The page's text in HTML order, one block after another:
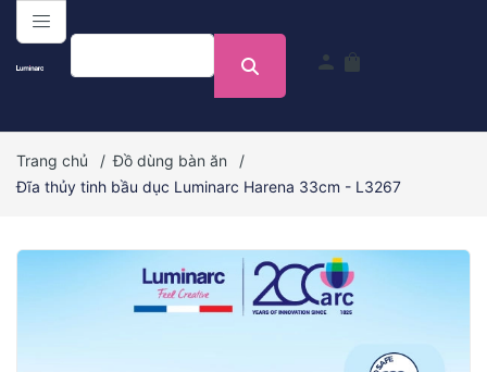
menu
person shopping_bag
Trang chủ / Đồ dùng bàn ăn
/
Đĩa thủy tinh bầu dục Luminarc Harena 33cm - L3267